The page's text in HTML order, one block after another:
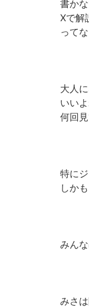
書か
Xで解
って
大人
いい
何回
特に
しか
みん
みさ